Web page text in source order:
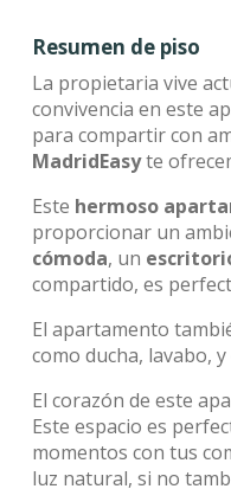
Resumen de piso
La propietaria vive
convivencia en este
para compartir con
MadridEasyte
Este hermoso
proporcionar un
cómoda, un
compartido, es
El apartamento
como ducha, lavabo,
El corazón de este
Este espacio es
momentos con tus
luz natural, si no